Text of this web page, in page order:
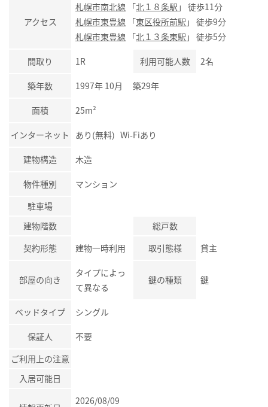
アクセス
札幌市南北線 「北１８条駅 」 徒歩11分
札幌市東豊線 「東区役所前駅 」 徒歩9分
札幌市東豊線 「北１３条東駅 」 徒歩5分
間取り 1R 利用可能人数 2名
築年数 1997年 10月 築29年
面積 25m²
インターネット あり(無料) Wi-Fiあり
建物構造 木造
物件種別
マンション
駐車場
建物階数
総戸数
契約形態
建物一時利用 取引態様 貸主
部屋の向き
タイプによっ
て異なる
鍵の種類 鍵
ベッドタイプ シングル
保証人
不要
ご利用上の注意
入居可能日
2026/08/09